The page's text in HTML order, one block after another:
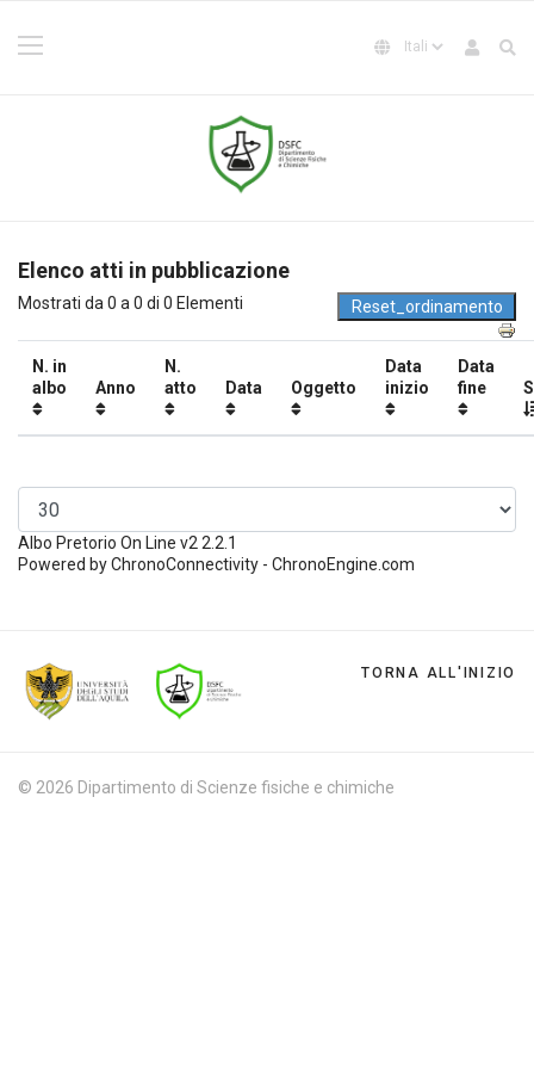
Elenco atti in pubblicazione
Mostrati da 0 a 0 di 0 Elementi
N. in
albo
Anno
N.
atto
Data Oggetto
Data
inizio
Data
fine
Albo Pretorio On Line v2 2.2.1
Powered by ChronoConnectivity - ChronoEngine.com
TORNA ALL'INIZIO
© 2026 Dipartimento di Scienze fisiche e chimiche